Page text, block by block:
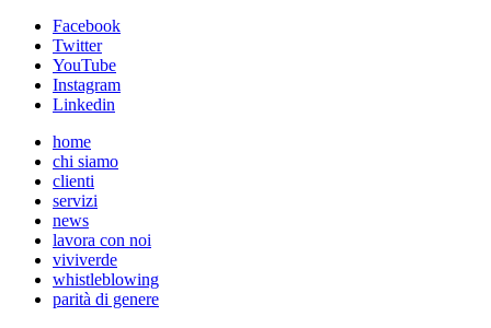
Facebook
Twitter
YouTube
Instagram
Linkedin
home
chi siamo
clienti
servizi
news
lavora con noi
viviverde
whistleblowing
parità di genere